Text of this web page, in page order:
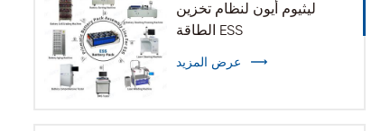
ليثيوم أيون لنظام تخزين
الطاقة ESS
عرض المزيد